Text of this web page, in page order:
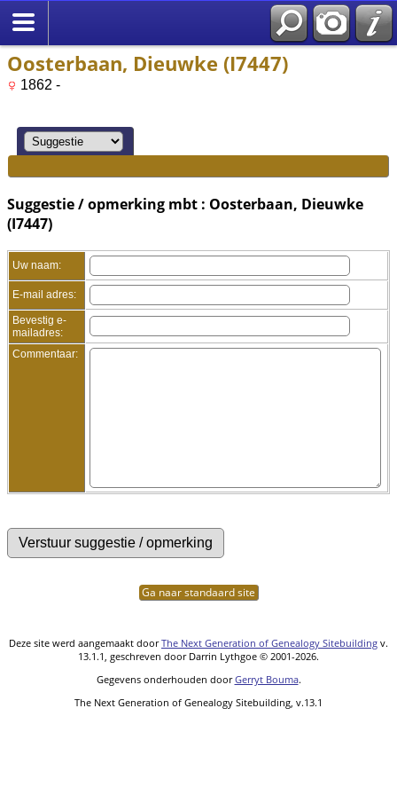
Oosterbaan, Dieuwke (I7447)
1862 -
Suggestie / opmerking mbt : Oosterbaan, Dieuwke
(I7447)
Uw naam:
E-mail adres:
Bevestig e-
mailadres:
Commentaar:
Ga naar standaard site
Deze site werd aangemaakt doorThe Next Generation of Genealogy Sitebuilding v.
13.1.1, geschreven door Darrin Lythgoe © 2001-2026.
Gegevens onderhouden doorGerryt Bouma.
The Next Generation of Genealogy Sitebuilding, v.13.1